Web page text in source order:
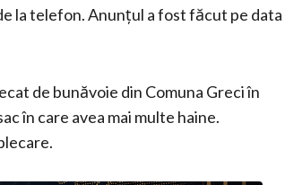
la telefon. Anunțul a fost făcut pe data
de bunăvoie din Comuna Greci în
în care avea mai multe haine.